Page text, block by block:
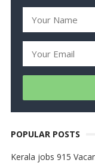
POPULAR POSTS
Kerala jobs 915